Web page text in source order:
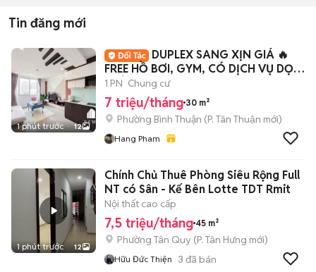
Tin đăng mới
1 phút trước 12
DUPLEX SANG XỊN GIÁ 🔥
FREE HỒ BƠI, GYM, CÓ DỊCH VỤ DỌN
PHÒNG
1 PN Chung cư
7 triệu/tháng 30 m²
Phường Bình Thuận (P. Tân Thuận mới)
Hang Pham
1 phút trước 12
Chính Chủ Thuê Phòng Siêu Rộng Full
NT có Sân - Kế Bên Lotte TDT Rmit
Nội thất cao cấp
7,5 triệu/tháng 45 m²
Phường Tân Quy (P. Tân Hưng mới)
Hữu Đức Thiện 3 đã bán